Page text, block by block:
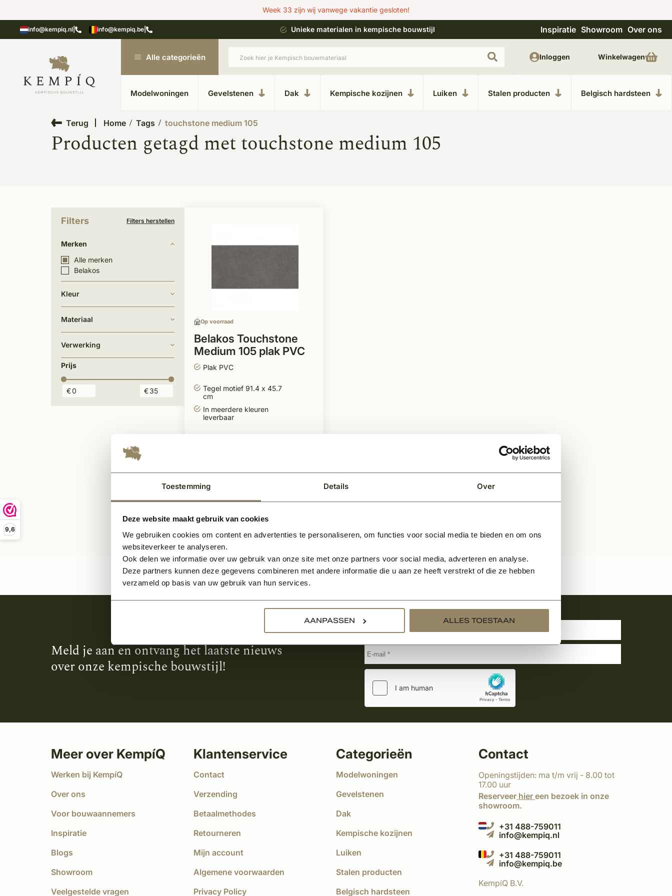
Toestemming Details Over
Deze website maakt gebruik van cookies
We gebruiken cookies om content en advertenties te personaliseren, om functies voor social media te bieden en om ons
websiteverkeer te analyseren.
Ook delen we informatie over uw gebruik van onze site met onze partners voor social media, adverteren en analyse.
Deze partners kunnen deze gegevens combineren met andere informatie die u aan ze heeft verstrekt of die ze hebben
verzameld op basis van uw gebruik van hun services.
AANPASSEN ALLES TOESTAAN
9,6
Week 33 zijn wij vanwege vakantie gesloten!
info@kempiq.nl info@kempiq.be
20 jaar ervaring Uitgebreide showroom in Kesteren Unieke materialen in kempische bouwstijl Meer dan 20 jaar ervaring
Inspiratie Showroom Over ons
Alle categorieën
Modelwoningen Gevelstenen Dak Kempische kozijnen Luiken Stalen producten Belgisch hardsteen
Inloggen Winkelwagen
Terug Home Tags touchstone medium 105
Producten getagd met touchstone medium 105
Filters Filters herstellen
Merken
Alle merken
Belakos
Kleur
Materiaal
Verwerking
Prijs
€ €
Op voorraad
Belakos Touchstone
Medium 105 plak PVC
vloer tegels
Plak PVC
Tegel motief 91.4 x 45.7
cm
In meerdere kleuren
leverbaar
Meld je aan en ontvang het laatste nieuws
over onze kempische bouwstijl!
Meer over KempíQ
Werken bij KempíQ
Over ons
Voor bouwaannemers
Inspiratie
Blogs
Showroom
Veelgestelde vragen
Klantenservice
Contact
Verzending
Betaalmethodes
Retourneren
Mijn account
Algemene voorwaarden
Privacy Policy
Categorieën
Modelwoningen
Gevelstenen
Dak
Kempische kozijnen
Luiken
Stalen producten
Belgisch hardsteen
Contact
Openingstijden: ma t/m vrij - 8.00 tot
17.00 uur
Reserveer hier een bezoek in onze
showroom.
+31 488-759011
info@kempiq.nl
+31 488-759011
info@kempiq.be
KempíQ B.V.